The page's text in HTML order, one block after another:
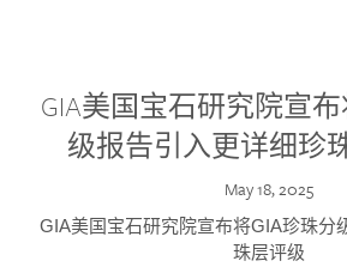
GIA美国宝石研究院宣
级报告引入更详细珍
May 18, 2025
GIA美国宝石研究院宣布将GIA珍珠分
珠层评级